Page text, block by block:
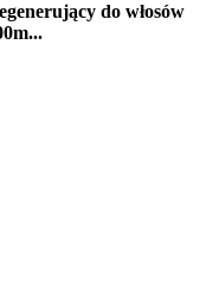
do włosów